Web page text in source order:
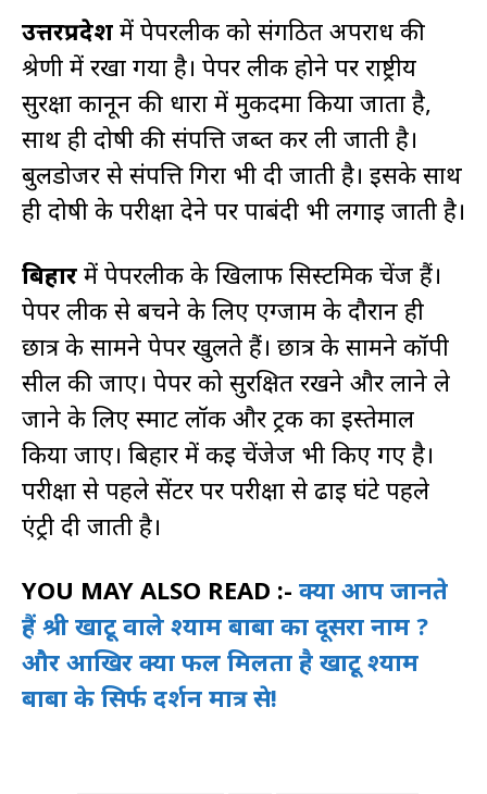
उत्तरप्रदेश में पेपरलीक को संगठित अपराध की
श्रेणी में रखा गया है। पेपर लीक होने पर राष्ट्रीय
सुरक्षा कानून की धारा में मुकदमा किया जाता है,
साथ ही दोषी की संपत्ति जब्त कर ली जाती है।
बुलडोजर से संपत्ति गिरा भी दी जाती है। इसके साथ
ही दोषी के परीक्षा देने पर पाबंदी भी लगाई जाती है।
बिहार में पेपरलीक के खिलाफ सिस्टमिक चेंज हैं।
पेपर लीक से बचने के लिए एग्जाम के दौरान ही
छात्र के सामने पेपर खुलते हैं। छात्र के सामने कॉपी
सील की जाए। पेपर को सुरक्षित रखने और लाने ले
जाने के लिए स्मार्ट लॉक और ट्रक का इस्तेमाल
किया जाए। बिहार में कई चेंजेज भी किए गए है।
परीक्षा से पहले सेंटर पर परीक्षा से ढाई घंटे पहले
एंट्री दी जाती है।
YOU MAY ALSO READ :- क्या आप जानते
हैं श्री खाटू वाले श्याम बाबा का दूसरा नाम ?
और आखिर क्या फल मिलता है खाटू श्याम
बाबा के सिर्फ दर्शन मात्र से!